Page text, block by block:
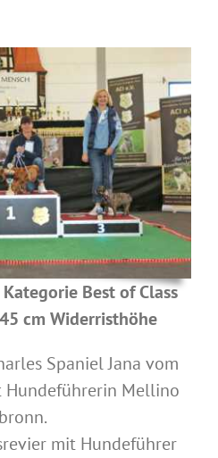
Best of Class
cm Widerristhöhe
Spaniel Jana vom
Hundeführerin Mellino
mit Hundeführer